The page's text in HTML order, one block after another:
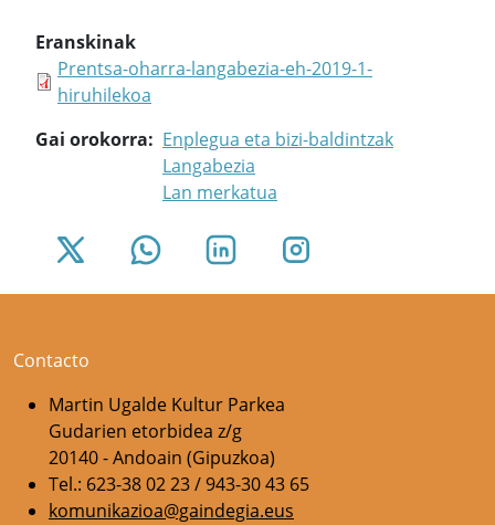
Eranskinak
Prentsa-oharra-langabezia-eh-2019-1-
hiruhilekoa
Gai orokorra
Enplegua eta bizi-baldintzak
Langabezia
Lan merkatua
Contacto
Martin Ugalde Kultur Parkea
Gudarien etorbidea z/g
20140 - Andoain (Gipuzkoa)
Tel.: 623-38 02 23 / 943-30 43 65
komunikazioa@gaindegia.eus